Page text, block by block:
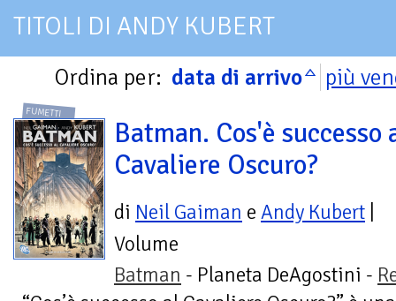
TITOLI DI ANDY KUBERT
Ordina per: data di arrivo più
FUMETTI
Batman. Cos'è successo
Cavaliere Oscuro?
di Neil Gaiman e Andy Kubert
Volume
Batman - Planeta DeAgostini -